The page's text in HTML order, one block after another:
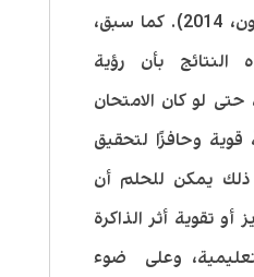
2014) . كما سبق،
بأن رؤية
حتى لو كان الامتحان
وحافزًا لتحقيق
ذلك يمكن للحلم أن
تقوية أثر الذاكرة
وعلى ضوء